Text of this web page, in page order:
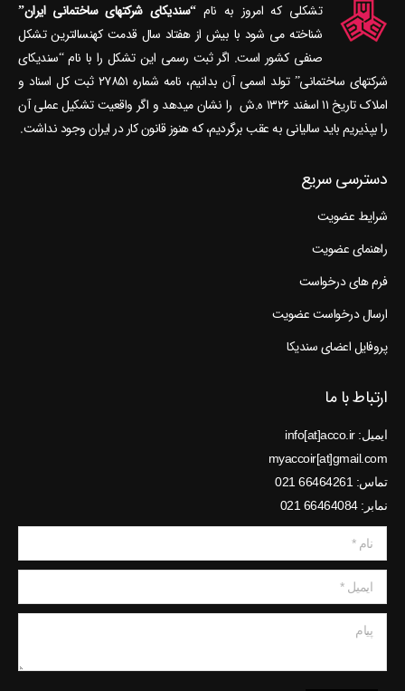
تشکلی که امروز به نام“سندیکای شرکتهای ساختمانی ایران”
شناخته می‎ شود با بیش از هفتاد سال قدمت کهنسال‎ترین تشکل
صنفی کشور است. اگر ثبت رسمی این تشکل را با نام “سندیکای
شرکتهای ساختمانی” تولد اسمی آن بدانیم، نامه شماره ۲۷۸۵۱ ثبت کل اسناد و
املاک تاریخ ۱۱ اسفند ۱۳۲۶ ه.ش را نشان می‎دهد و اگر واقعیت تشکیل عملی آن
را بپذیریم باید سالیانی به عقب برگردیم، که هنوز قانون کار در ایران وجود نداشت.
دسترسی سریع
شرایط عضویت
راهنمای عضویت
فرم های درخواست
ارسال درخواست عضویت
پروفایل اعضای سندیکا
ارتباط با ما
ایمیل: info[at]acco.ir
myaccoir[at]gmail.com
تماس: 66464261 021
نمابر: 66464084 021
نام *
ایمیل *